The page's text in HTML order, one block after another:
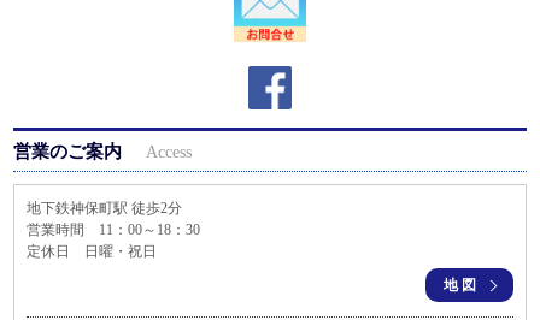
営業のご案内 Access
地下鉄神保町駅 徒歩2分
営業時間 11：00～18：30
定休日 日曜・祝日
地図